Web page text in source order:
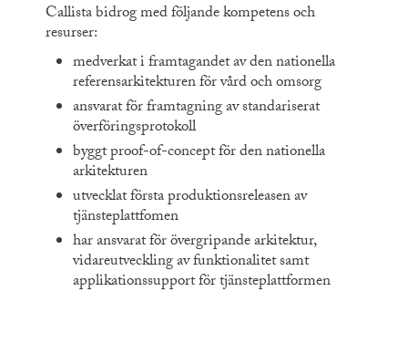
Callista bidrog med följande kompetens och
resurser:
medverkat i framtagandet av den nationella
referensarkitekturen för vård och omsorg
ansvarat för framtagning av standariserat
överföringsprotokoll
byggt proof-of-concept för den nationella
arkitekturen
utvecklat första produktionsreleasen av
tjänsteplattfomen
har ansvarat för övergripande arkitektur,
vidareutveckling av funktionalitet samt
applikationssupport för tjänsteplattformen